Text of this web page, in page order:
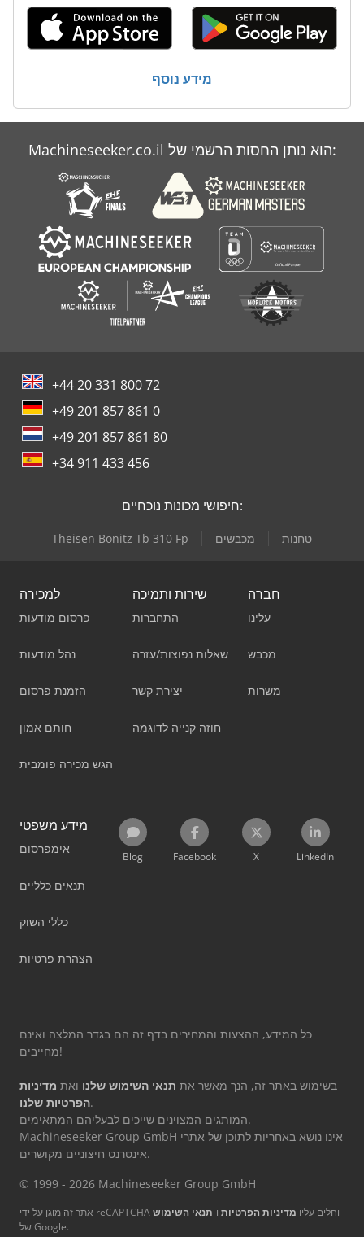
מידע נוסף
Machineseeker.co.il הוא נותן החסות הרשמי של:
+44 20 331 800 72
+49 201 857 861 0
+49 201 857 861 80
+34 911 433 456
חיפושי מכונות נוכחיים:
Theisen Bonitz Tb 310 Fp מכבשים טחנות
למכירה
פרסום מודעות
נהל מודעות
הזמנת פרסום
חותם אמון
הגש מכירה פומבית
שירות ותמיכה
התחברות
שאלות נפוצות/עזרה
יצירת קשר
חוזה קנייה לדוגמה
חברה
עלינו
מכבש
משרות
מידע משפטי
אימפרסום
תנאים כלליים
כללי השוק
הצהרת פרטיות
Blog Facebook X LinkedIn
כל המידע, ההצעות והמחירים בדף זה הם בגדר המלצה ואינם
מחייבים!
בשימוש באתר זה, הנך מאשר את תנאי השימוש שלנו ואת מדיניות
הפרטיות שלנו.
המותגים המצוינים שייכים לבעליהם המתאימים.
Machineseeker Group GmbH אינו נושא באחריות לתוכן של אתרי
אינטרנט חיצוניים מקושרים.
© 1999 - 2026 Machineseeker Group GmbH
אתר זה מוגן על ידי reCAPTCHA וחלים עליו מדיניות הפרטיות ו-תנאי השימוש
של Google.